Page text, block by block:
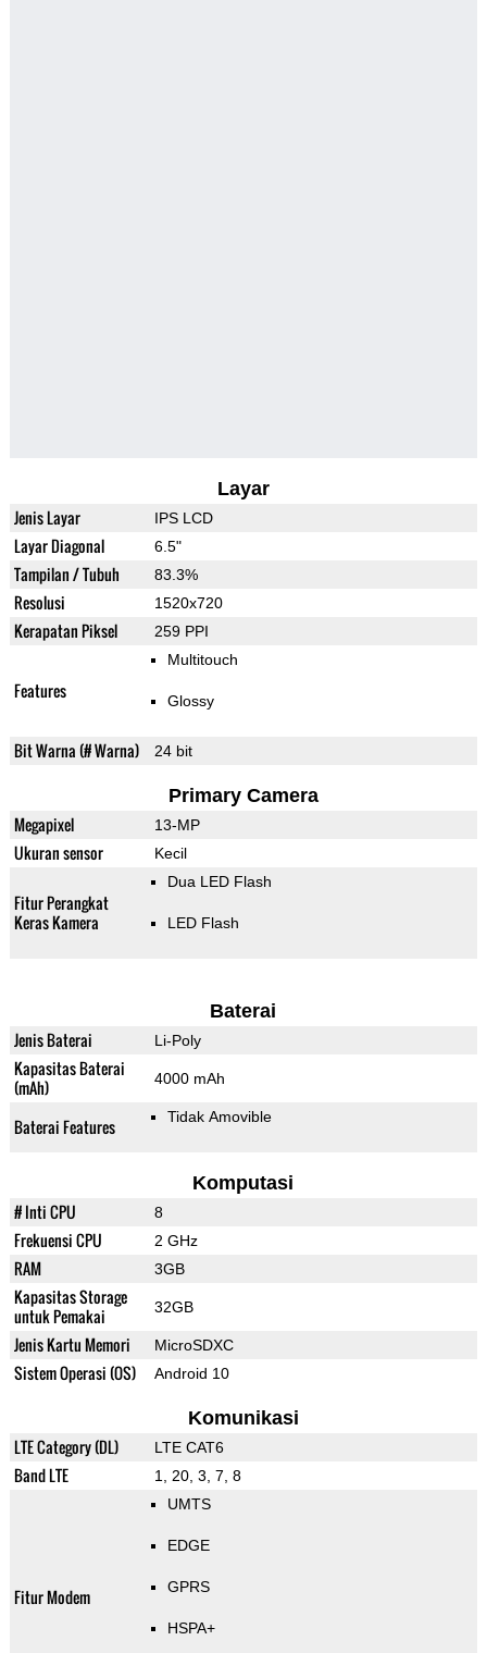
Layar
Jenis Layar IPS LCD
Layar Diagonal 6.5"
Tampilan / Tubuh 83.3%
Resolusi 1520x720
Kerapatan Piksel 259 PPI
Features
Multitouch
Glossy
Bit Warna (# Warna) 24 bit
Primary Camera
Megapixel 13-MP
Ukuran sensor Kecil
Fitur Perangkat
Keras Kamera
Dua LED Flash
LED Flash
Baterai
Jenis Baterai Li-Poly
Kapasitas Baterai
(mAh)
4000 mAh
Baterai Features Tidak Amovible
Komputasi
# Inti CPU 8
Frekuensi CPU 2 GHz
RAM 3GB
Kapasitas Storage
untuk Pemakai
32GB
Jenis Kartu Memori MicroSDXC
Sistem Operasi (OS) Android 10
Komunikasi
LTE Category (DL) LTE CAT6
Band LTE 1, 20, 3, 7, 8
Fitur Modem
UMTS
EDGE
GPRS
HSPA+